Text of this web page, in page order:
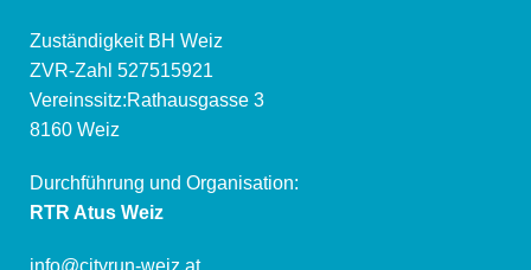
Zuständigkeit BH Weiz
ZVR-Zahl 527515921
Vereinssitz:Rathausgasse 3
8160 Weiz
Durchführung und Organisation:
RTR Atus Weiz